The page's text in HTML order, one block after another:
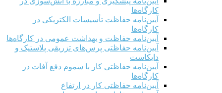
کارگاه‌ها
آیین‌نامه حفاظت تأسیسات الکتریکی در
کارگاه‌ها
آیین‌نامه حفاظت و بهداشت عمومی در کارگاه‌ها
آیین‌نامه حفاظتی پرس‌های تزریقی پلاستیک و
دایکاست
آیین‌نامه حفاظتی کار با سموم دفع آفات در
کارگاه‌ها
آیین‌نامه حفاظتی کار در ارتفاع